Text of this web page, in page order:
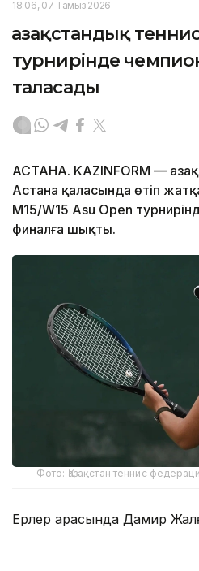
18:06, 07 Тамыз 2026
Қазақстандық
турнирінде
таласады
АСТАНА. KAZINFORM —
Астана қаласында өтіп
M15/W15 Asu Open
финалға шықты.
Фото: Қазақстан теннис
Ерлер арасында Дамир